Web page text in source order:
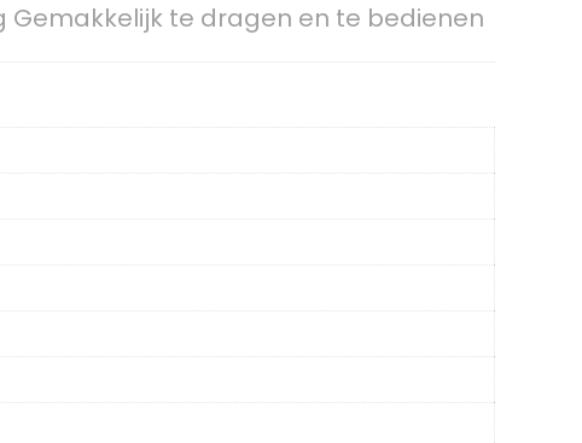
te dragen en te bedienen